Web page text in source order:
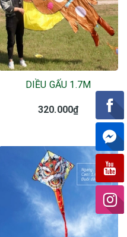
DIỀU GẤU 1.7M
320.000₫